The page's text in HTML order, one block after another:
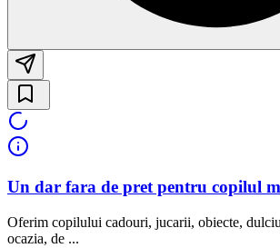
Un dar fara de pret pentru copilul
Oferim copilului cadouri, jucarii, obiecte,
ocazia, de ...